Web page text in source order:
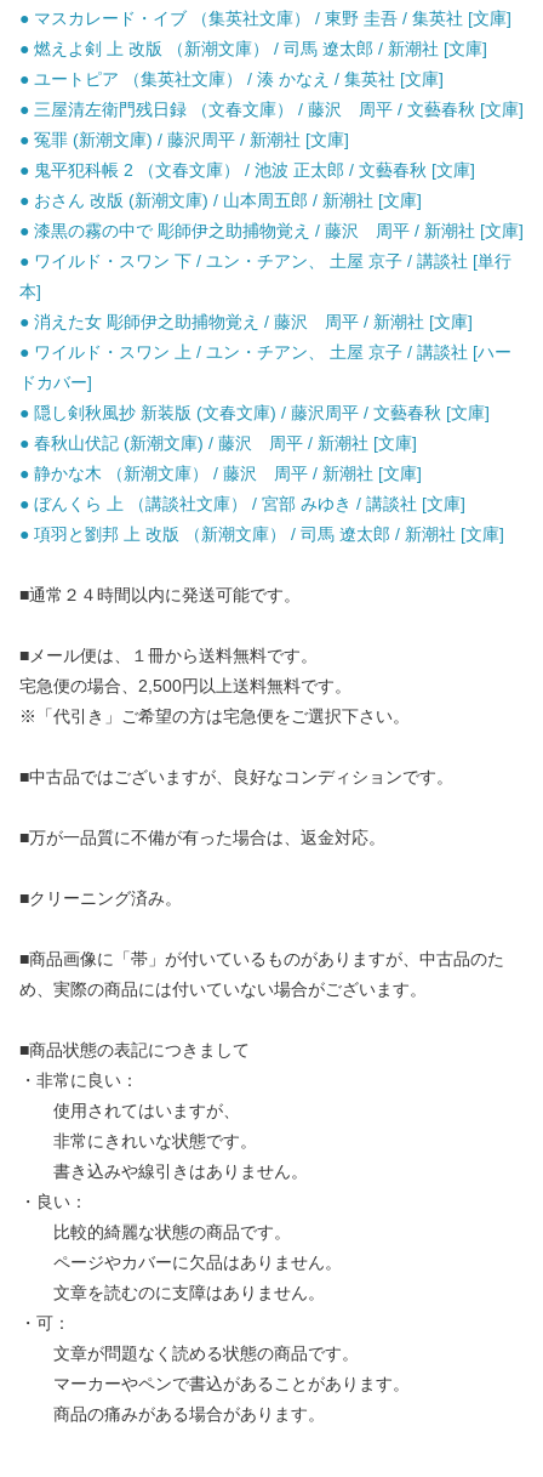
● マスカレード・イブ （集英社文庫） / 東野 圭吾 / 集英社 [文庫]
● 燃えよ剣 上 改版 （新潮文庫） / 司馬 遼太郎 / 新潮社 [文庫]
● ユートピア （集英社文庫） / 湊 かなえ / 集英社 [文庫]
● 三屋清左衛門残日録 （文春文庫） / 藤沢 周平 / 文藝春秋 [文庫]
● 冤罪 (新潮文庫) / 藤沢周平 / 新潮社 [文庫]
● 鬼平犯科帳 2 （文春文庫） / 池波 正太郎 / 文藝春秋 [文庫]
● おさん 改版 (新潮文庫) / 山本周五郎 / 新潮社 [文庫]
● 漆黒の霧の中で 彫師伊之助捕物覚え / 藤沢 周平 / 新潮社 [文庫]
● ワイルド・スワン 下 / ユン・チアン、 土屋 京子 / 講談社 [単行
本]
● 消えた女 彫師伊之助捕物覚え / 藤沢 周平 / 新潮社 [文庫]
● ワイルド・スワン 上 / ユン・チアン、 土屋 京子 / 講談社 [ハー
ドカバー]
● 隠し剣秋風抄 新装版 (文春文庫) / 藤沢周平 / 文藝春秋 [文庫]
● 春秋山伏記 (新潮文庫) / 藤沢 周平 / 新潮社 [文庫]
● 静かな木 （新潮文庫） / 藤沢 周平 / 新潮社 [文庫]
● ぼんくら 上 （講談社文庫） / 宮部 みゆき / 講談社 [文庫]
● 項羽と劉邦 上 改版 （新潮文庫） / 司馬 遼太郎 / 新潮社 [文庫]
■通常２４時間以内に発送可能です。
■メール便は、１冊から送料無料です。
宅急便の場合、2,500円以上送料無料です。
※「代引き」ご希望の方は宅急便をご選択下さい。
■中古品ではございますが、良好なコンディションです。
■万が一品質に不備が有った場合は、返金対応。
■クリーニング済み。
■商品画像に「帯」が付いているものがありますが、中古品のた
め、実際の商品には付いていない場合がございます。
■商品状態の表記につきまして
・非常に良い：
使用されてはいますが、
非常にきれいな状態です。
書き込みや線引きはありません。
・良い：
比較的綺麗な状態の商品です。
ページやカバーに欠品はありません。
文章を読むのに支障はありません。
・可：
文章が問題なく読める状態の商品です。
マーカーやペンで書込があることがあります。
商品の痛みがある場合があります。